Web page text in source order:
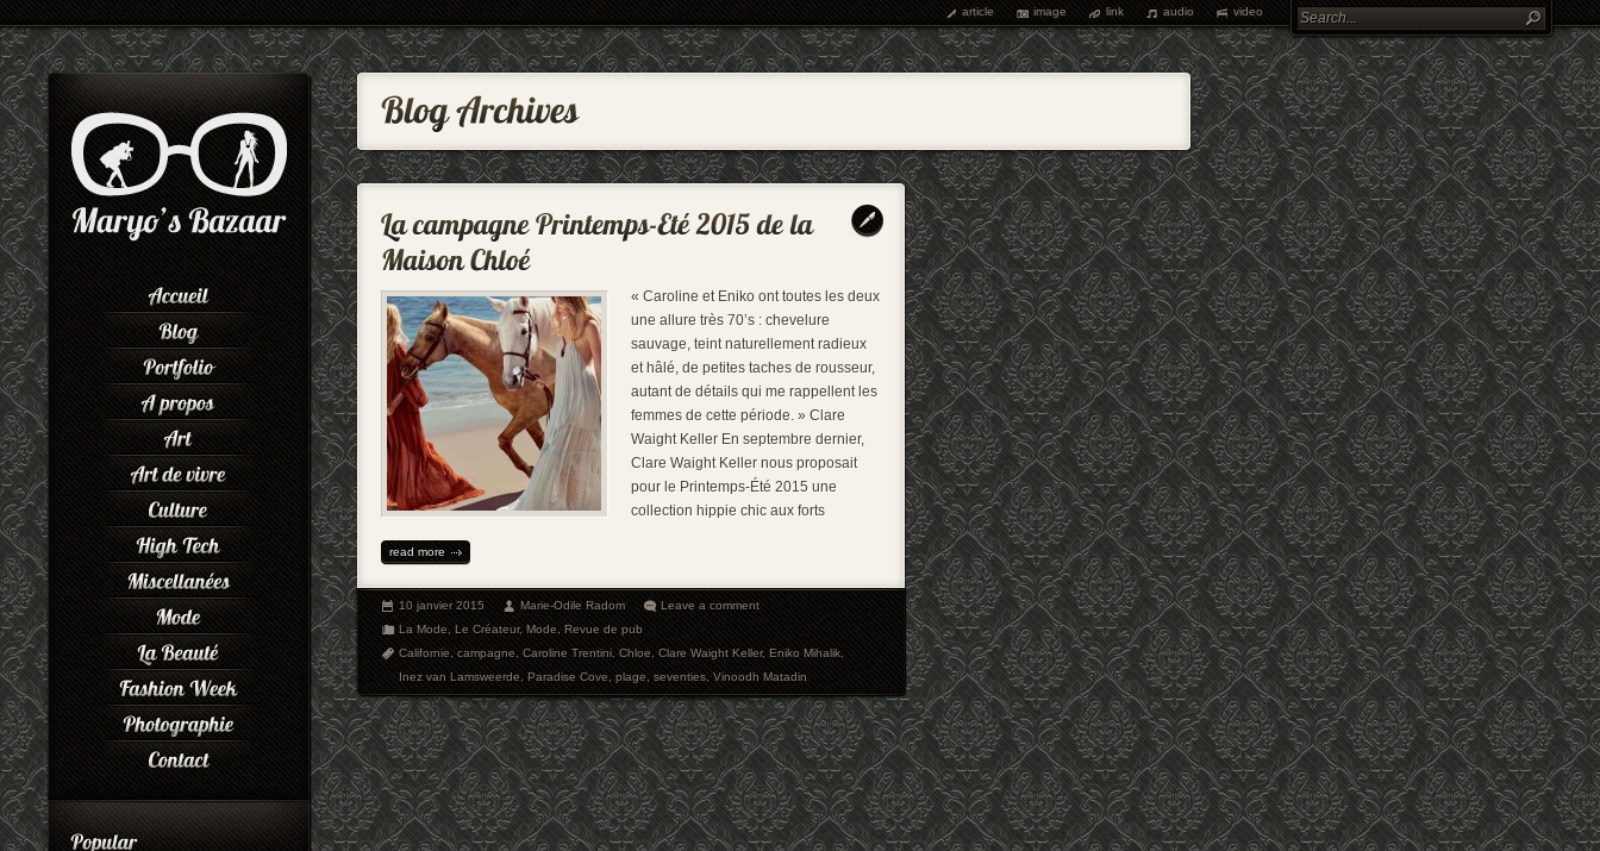
article image link audio video
« Caroline et Eniko ont toutes les deux
une allure très 70’s : chevelure
sauvage, teint naturellement radieux
et hâlé, de petites taches de rousseur,
autant de détails qui me rappellent les
femmes de cette période. » Clare
Waight Keller En septembre dernier,
Clare Waight Keller nous proposait
pour le Printemps-Été 2015 une
collection hippie chic aux forts
read more
10 janvier 2015 Marie-Odile Radom
Leave a comment
La Mode,Le Créateur,Mode,Revue de pub
Californie,campagne,Caroline Trentini,Chloe,Clare Waight Keller,Eniko Mihalik,
Inez van Lamsweerde,Paradise Cove,plage,seventies,Vinoodh Matadin